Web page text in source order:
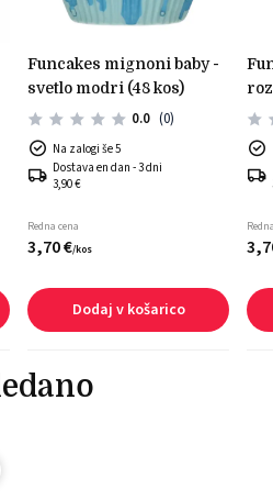
funcakes mignoni baby -
svetlo modri (48 kos)
0.0 (0)
Na zalogi še 5
Dostava en dan - 3 dni
3,90 €
Redna cena
3,70€/kos
Dodaj v košarico
funcakes mignoni - baby
3,